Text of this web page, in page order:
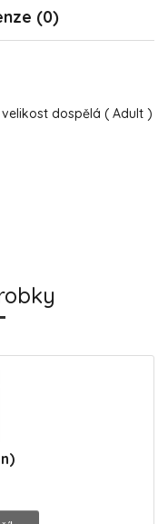
(0)
dospělá ( Adult )